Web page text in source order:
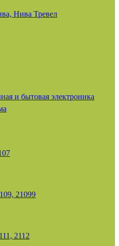
Нива Тревел
и бытовая электроника
21099
2112